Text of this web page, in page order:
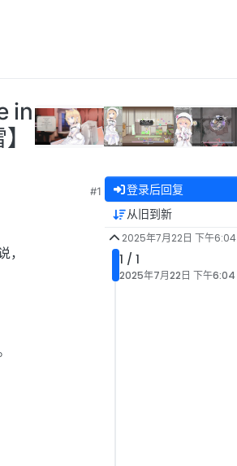
in
#1 登录后回复
从旧到新
2025年7月22日 下午6:04
1 / 1
2025年7月22日 下午6:04